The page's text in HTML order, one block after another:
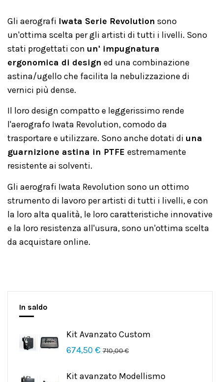
Gli aerografi Iwata Serie Revolution sono
un'ottima scelta per gli artisti di tutti i livelli. Sono
stati progettati con un' impugnatura
ergonomica di design ed una combinazione
astina/ugello che facilita la nebulizzazione di
vernici più dense.
Il loro design compatto e leggerissimo rende
l'aerografo Iwata Revolution, comodo da
trasportare e utilizzare. Sono anche dotati di una
guarnizione astina in PTFE estremamente
resistente ai solventi.
Gli aerografi Iwata Revolution sono un ottimo
strumento di lavoro per artisti di tutti i livelli, e con
la loro alta qualità, le loro caratteristiche innovative
e la loro resistenza all'usura, sono un'ottima scelta
da acquistare online.
In saldo
Kit Avanzato Custom
674,50 € 710,00 €
Kit avanzato Modellismo